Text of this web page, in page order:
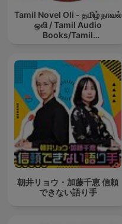
Tamil Novel Oli - தமிழ் நாவல்
ஒலி / Tamil Audio
Books/Tamil
朝井リョウ・加藤千恵 信頼
できない語り手